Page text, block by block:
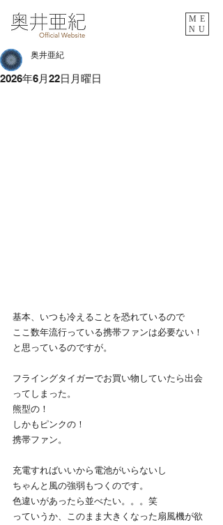
ME
NU
2026年6月22日月曜日
奥井亜紀
基本、いつも冷えることを恐れているので
ここ数年流行っている携帯ファンは必要ない！
と思っているのですが。
フライングタイガーでお買い物していたら出会
ってしまった。
熊型の！
しかもピンクの！
携帯ファン。
充電すればいいから電池がいらないし
ちゃんと風の強弱もつくのです。
色違いがあったら並べたい。。。笑
っていうか、このまま大きくなった扇風機が欲